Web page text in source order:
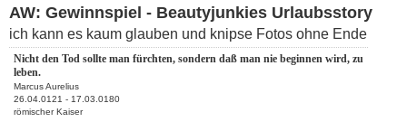
AW: Gewinnspiel - Beautyjunkies Urlaubsstory
ich kann es kaum glauben und knipse Fotos ohne Ende
Nicht den Tod sollte man fürchten, sondern daß man nie beginnen wird, zu
leben.
Marcus Aurelius
26.04.0121 - 17.03.0180
römischer Kaiser